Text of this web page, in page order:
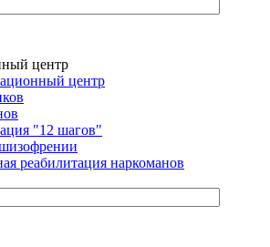
центр
центр
"12 шагов"
реабилитация наркоманов